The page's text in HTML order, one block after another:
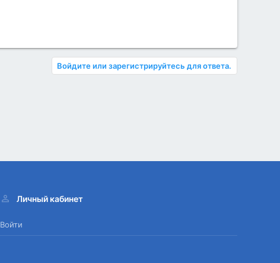
Войдите или зарегистрируйтесь для ответа.
Личный кабинет
Войти